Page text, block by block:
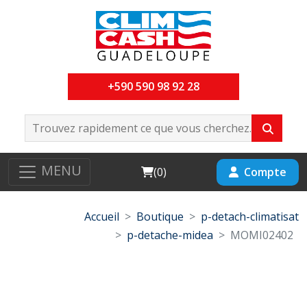
+590 590 98 92 28
MENU Cart
(0) Compte
Accueil Boutique
p-detach-climatisat
p-detache-midea
MOMI02402